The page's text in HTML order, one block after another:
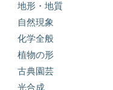
地形・地質
自然現象
化学全般
植物の形
古典園芸
光合成